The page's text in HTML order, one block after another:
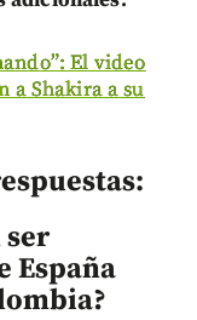
El video
a Shakira a su
ser
España